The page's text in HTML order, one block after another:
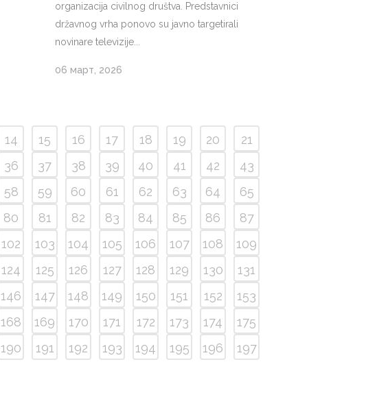
organizacija civilnog društva. Predstavnici
državnog vrha ponovo su javno targetirali
novinare televizije...
06 март, 2026
14 15 16 17 18 19 20
21
36 37 38 39 40 41 42
43
58 59 60 61 62 63 64
65
80 81 82 83 84 85 86
87
102 103 104 105 106 107 108
109
124 125 126 127 128 129 130
131
146 147 148 149 150 151 152
153
168 169 170 171 172 173 174
175
190 191 192 193 194 195 196
197